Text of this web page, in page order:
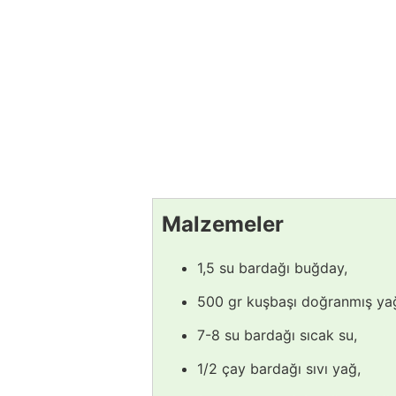
Malzemeler
1,5 su bardağı buğday,
500 gr kuşbaşı doğranmış
7-8 su bardağı sıcak su,
1/2 çay bardağı sıvı yağ,